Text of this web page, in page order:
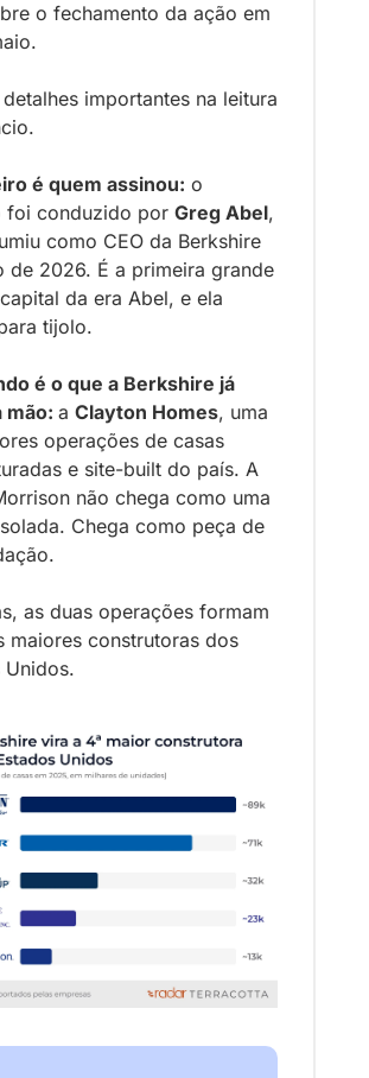
o fechamento da ação em
importantes na leitura
é quem assinou: o
foi conduzido por Greg Abel,
como CEO da Berkshire
de 2026. É a primeira grande
da era Abel, e ela
tijolo.
é o que a Berkshire já
mão: a Clayton Homes, uma
operações de casas
e site-built do país. A
não chega como uma
Chega como peça de
as duas operações formam
maiores construtoras dos
Unidos.